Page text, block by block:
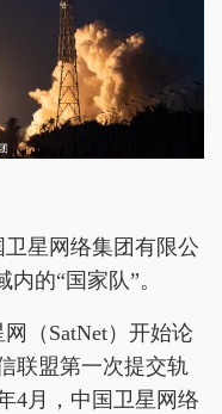
星网络集团有限公
的“国家队”。
（SatNet）开始论
联盟第一次提交轨
4月，中国卫星网络